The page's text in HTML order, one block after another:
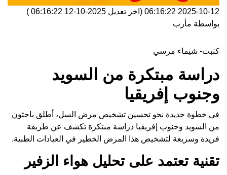
2025-10-12 06:16:22 (اخر تعديل 2025-10-12 06:16:22
)
بواسطة مأرب
كتبت- شيماء مرسي
دراسة مبتكرة من السويد
وجنوب إفريقيا
في خطوة جديدة نحو تحسين تشخيص مرض السل، أطلق باحثون
من السويد وجنوب إفريقيا دراسة مبتكرة تكشف عن طريقة
فريدة وسريعة لتشخيص هذا المرض الخطير في العيادات الطبية.
تقنية تعتمد على تحليل هواء الزفير